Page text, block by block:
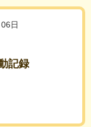
日
記録